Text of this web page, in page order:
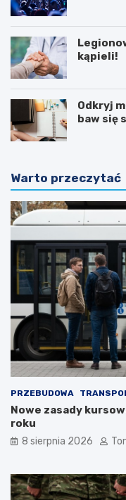
kąpieli!
Odkryj
baw się
Warto przeczytać
PRZEBUDOWA
Nowe zasady
roku
8 sierpnia 2026